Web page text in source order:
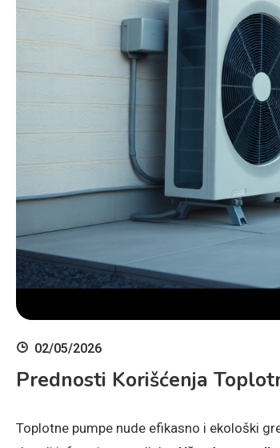
02/05/2026
Prednosti Korišćenja
Toplotne pumpe nude efikasno i ekološki